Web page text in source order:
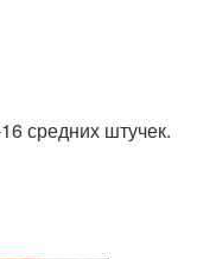
средних штучек.